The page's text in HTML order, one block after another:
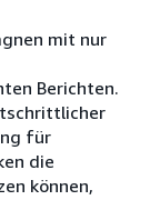
mit nur
Berichten.
für
die
können,